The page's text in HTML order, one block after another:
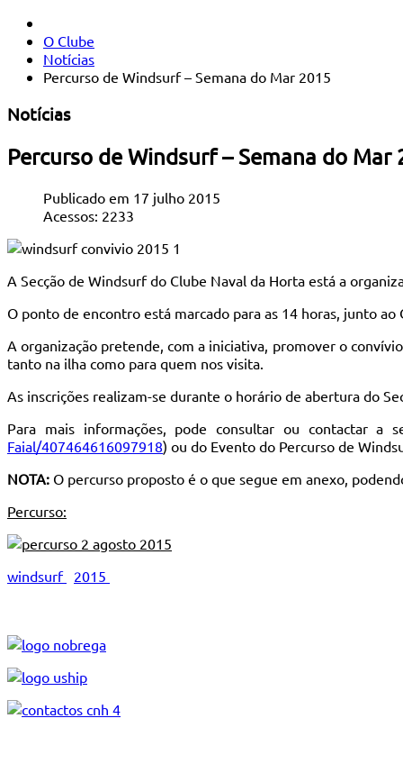
O Clube
Notícias
Percurso de Windsurf – Semana do Mar 2015
Notícias
Percurso de Windsurf – Semana do Mar
Publicado em 17 julho 2015
Acessos: 2233
A Secção de Windsurf do Clube Naval da Horta está a
O ponto de encontro está marcado para as 14 horas, junto
A organização pretende, com a iniciativa, promover o
tanto na ilha como para quem nos visita.
As inscrições realizam-se durante o horário de abertura do
Para mais informações, pode consultar ou contactar a
Faial/407464616097918) ou do Evento do Percurso de
NOTA: O percurso proposto é o que segue em anexo,
Percurso:
windsurf 2015